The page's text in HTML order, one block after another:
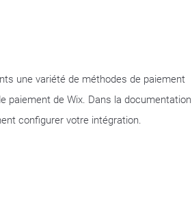
une variété de méthodes de paiement
paiement de Wix. Dans la documentation
configurer votre intégration.